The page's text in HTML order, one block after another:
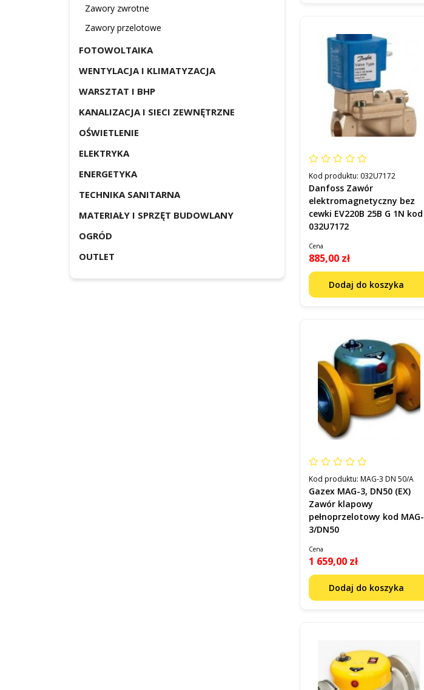
Zawory zwrotne
Zawory przelotowe
FOTOWOLTAIKA
WENTYLACJA I KLIMATYZACJA
WARSZTAT I BHP
KANALIZACJA I SIECI ZEWNĘTRZNE
OŚWIETLENIE
ELEKTRYKA
ENERGETYKA
TECHNIKA SANITARNA
MATERIAŁY I SPRZĘT BUDOWLANY
OGRÓD
OUTLET
Kod produktu: 032U7172
Danfoss Zawór
elektromagnetyczny bez
cewki EV220B 25B G 1N kod
032U7172
Cena
885,00 zł
Dodaj do koszyka
Kod produktu: MAG-3 DN 50/A
Gazex MAG-3, DN50 (EX)
Zawór klapowy
pełnoprzelotowy kod MAG-
3/DN50
Cena
1 659,00 zł
Dodaj do koszyka